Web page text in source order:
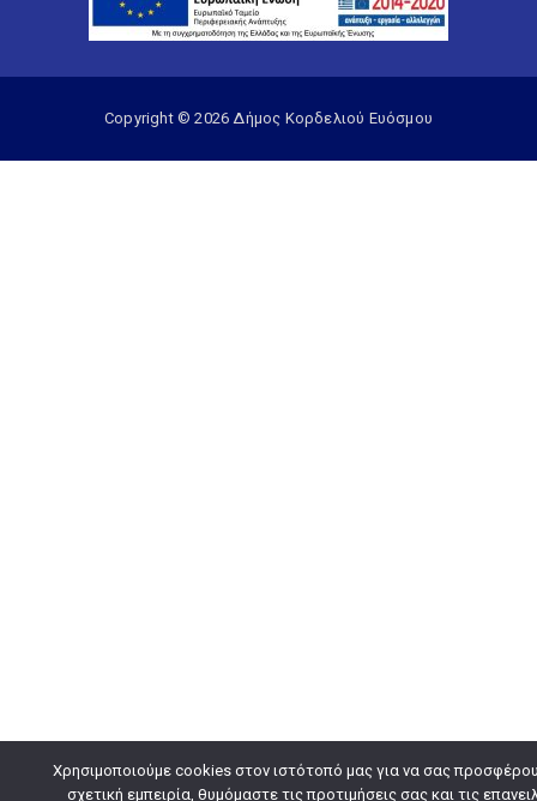
Copyright © 2026 Δήμος Κορδελιού Ευόσμου
Χρησιμοποιούμε cookies στον ιστότοπό μας για να σας
σχετική εμπειρία, θυμόμαστε τις προτιμήσεις σας και τις